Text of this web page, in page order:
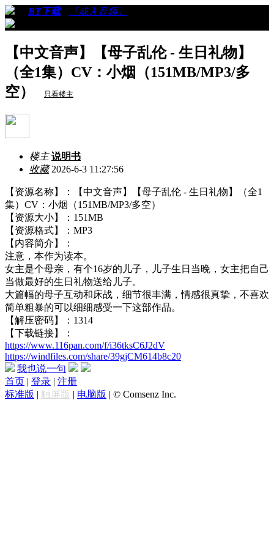
BT下载 『成人音频』
【中文音声】【母子乱伦 - 生日礼物】
（全1集）CV：小烟（151MB/MP3/多
空）
只看楼主
楼主 说明书
收藏2026-6-3 11:27:56
【资源名称】：【中文音声】【母子乱伦 - 生日礼物】（全1
集）CV：小烟（151MB/MP3/多空）
【资源大小】：151MB
【资源格式】：MP3
【内容简介】：
注意，本作为读本。
女主是个母亲，有个16岁的儿子，儿子生日当晚，女主把自己
当做最好的生日礼物送给儿子。
大篇幅的母子互动和床战，细节很丰满，情感很真挚，不喜欢
简单粗暴的可以细细感受一下这部作品。
【解压密码】：1314
【下载链接】：
https://www.116pan.com/f/i36tksC6J2dV
https://windfiles.com/share/39gjCM614b8c20
我也说一句
首页 | 登录 | 注册
标准版 | 触屏版 | 电脑版 | © Comsenz Inc.